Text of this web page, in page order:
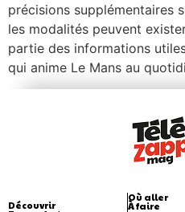
précisions supplémentaires
les modalités peuvent
partie des informations
qui anime Le Mans au
Découvrir
Où aller
À faire